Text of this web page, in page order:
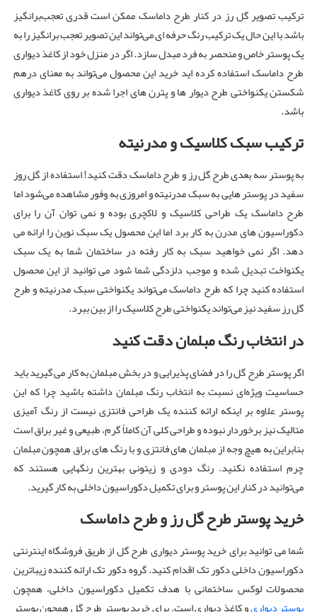
ترکیب تصویر گل رز در کنار طرح داماسک ممکن است قدری تعجب‌برانگیز
باشد با این حال یک ترکیب رنگ حرفه ای می‌تواند این تصویر تعجب برانگیز را به
یک پوستر خاص و منحصر به فرد مبدل سازد. اگر در منزل خود از کاغذ دیواری
طرح داماسک استفاده کرده اید خرید این محصول می‌تواند به معنای درهم
شکستن یکنواختی طرح ‌دیوار ها و پترن های اجرا شده بر روی کاغذ دیواری
باشد.
ترکیب سبک کلاسیک و مدرنیته
به پوستر سه بعدی طرح گل رز و طرح داماسک دقت کنید! استفاده از گل روز
سفید در پوستر هایی به سبک مدرنیته و امروزی به وفور مشاهده می‌شود اما
طرح داماسک یک طراحی کلاسیک و لاکچری بوده و نمی توان آن را برای
دکوراسیون های مدرن به کار برد اما این محصول یک سبک نوین را ارائه می
دهد. اگر نمی خواهید سبک به کار رفته در ساختمان شما به یک سبک
یکنواخت تبدیل شده و موجب دلزدگی شما شود می توانید از این محصول
استفاده کنید چرا که طرح داماسک می‌تواند یکنواختی سبک مدرنیته و طرح
گل رز سفید نیز می‌تواند یکنواختی طرح کلاسیک را از بین ببرد.
در انتخاب رنگ مبلمان دقت کنید
اگر پوستر طرح گل را در فضای پذیرایی و در بخش مبلمان به کار می گیرید باید
حساسیت ویژه‌ای نسبت به انتخاب رنگ مبلمان داشته باشید چرا که این
پوستر علاوه بر اینکه ارائه کننده یک طراحی فانتزی نیست از رنگ آمیزی
متالیک نیز برخوردار نبوده و طراحی کلی آن کاملاً گرم، طبیعی و غیر براق است
بنابراین به هیچ وجه از مبلمان های فانتزی و با رنگ های براق همچون مبلمان
چرم استفاده نکنید. رنگ دودی و زیتونی بهترین رنگهایی هستند که
می‌توانید در کنار این پوستر و برای تکمیل دکوراسیون داخلی به کار گیرید.
خرید پوستر طرح گل رز و طرح داماسک
شما می توانید برای خرید پوستر دیواری طرح گل از طریق فروشگاه اینترنتی
دکوراسیون داخلی دکور تک اقدام کنید. گروه دکور تک ارائه کننده زیباترین
محصولات لوکس ساختمانی با هدف تکمیل دکوراسیون داخلی، همچون